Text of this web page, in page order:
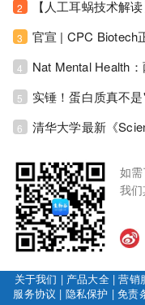
2
3
4
5
6 清华大学最新《
如
我
关于我们 | 产品大全|营销
服务协议 | 隐私保护 |免责